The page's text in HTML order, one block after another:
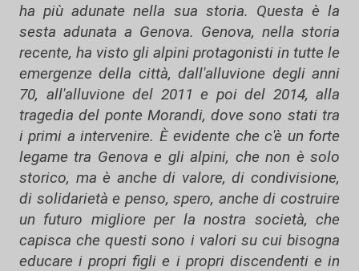
ha più adunate nella sua storia. Questa è la
sesta adunata a Genova. Genova, nella storia
recente, ha visto gli alpini protagonisti in tutte le
emergenze della città, dall'alluvione degli anni
70, all'alluvione del 2011 e poi del 2014, alla
tragedia del ponte Morandi, dove sono stati tra
i primi a intervenire. È evidente che c'è un forte
legame tra Genova e gli alpini, che non è solo
storico, ma è anche di valore, di condivisione,
di solidarietà e penso, spero, anche di costruire
un futuro migliore per la nostra società, che
capisca che questi sono i valori su cui bisogna
educare i propri figli e i propri discendenti e in